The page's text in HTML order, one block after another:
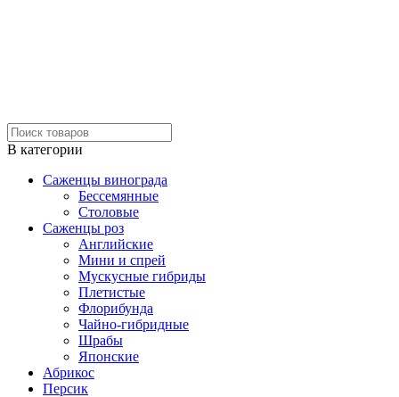
В категории
Саженцы винограда
Бессемянные
Столовые
Саженцы роз
Английские
Мини и спрей
Мускусные гибриды
Плетистые
Флорибунда
Чайно-гибридные
Шрабы
Японские
Абрикос
Персик